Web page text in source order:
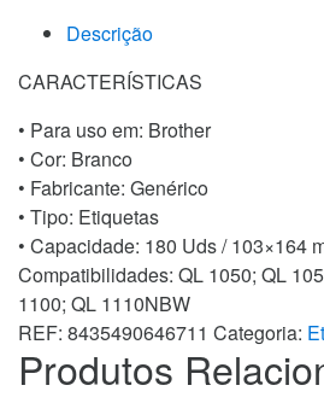
Descrição
CARACTERÍSTICAS
• Para uso em: Brother
• Cor: Branco
• Fabricante: Genérico
• Tipo: Etiquetas
• Capacidade: 180 Uds / 103×164
Compatibilidades: QL 1050; QL
1100; QL 1110NBW
REF: 8435490646711 Categoria:
Produtos